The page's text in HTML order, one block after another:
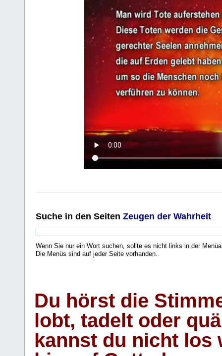
Suche in den Seiten Zeugen der Wahrheit
Wenn Sie nur ein Wort suchen, sollte es nicht links in der
Die Menüs sind auf jeder Seite vorhanden..
Du hörst die
lobt, tadelt oder
kannst du nicht los